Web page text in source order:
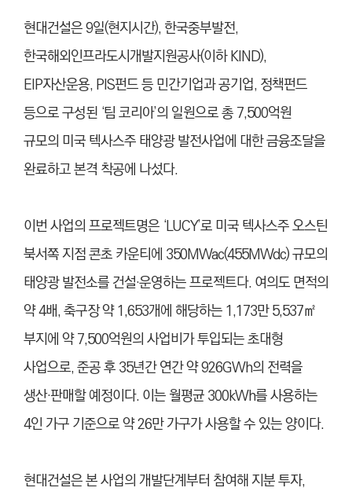
현대건설은 9일(현지시간), 한국중부발전,
한국해외인프라도시개발지원공사(이하 KIND),
EIP자산운용, PIS펀드 등 민간기업과 공기업, 정책펀드
등으로 구성된 ‘팀 코리아’의 일원으로 총 7,500억원
규모의 미국 텍사스주 태양광 발전사업에 대한 금융조달을
완료하고 본격 착공에 나섰다.
이번 사업의 프로젝트명은 ‘LUCY’로 미국 텍사스주 오스틴
북서쪽 지점 콘초 카운티에 350MWac(455MWdc) 규모의
태양광 발전소를 건설·운영하는 프로젝트다. 여의도 면적의
약 4배, 축구장 약 1,653개에 해당하는 1,173만 5,537㎡
부지에 약 7,500억원의 사업비가 투입되는 초대형
사업으로, 준공 후 35년간 연간 약 926GWh의 전력을
생산·판매할 예정이다. 이는 월평균 300kWh를 사용하는
4인 가구 기준으로 약 26만 가구가 사용할 수 있는 양이다.
현대건설은 본 사업의 개발단계부터 참여해 지분 투자,